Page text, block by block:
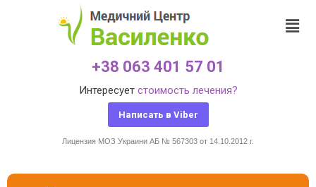
+38 063 401 57 01
Интересует стоимость лечения?
Написать в Viber
Лицензия МОЗ Украини АБ № 567303 от 14.10.2012 г.